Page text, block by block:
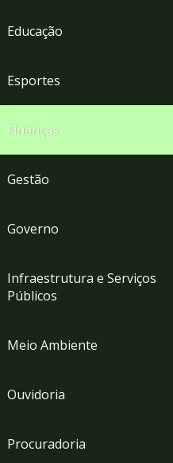
Educação
Esportes
Finanças
Gestão
Governo
Infraestrutura e Serviços
Públicos
Meio Ambiente
Ouvidoria
Procuradoria